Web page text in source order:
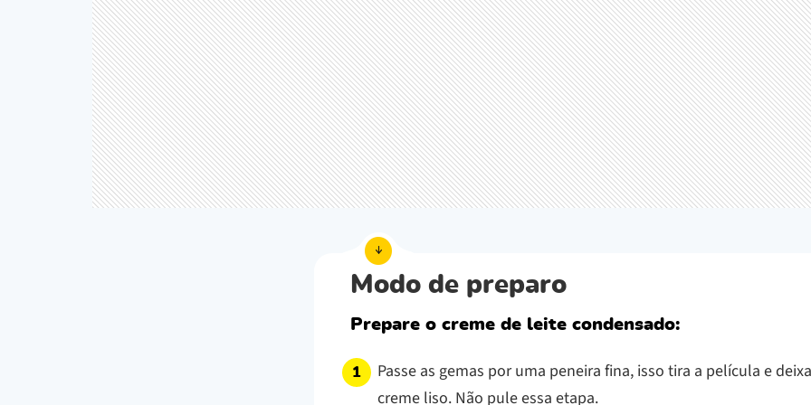
Modo de preparo
Prepare o creme de leite condensado:
Passe as gemas por uma peneira fina, isso tira a película e
creme liso. Não pule essa etapa.